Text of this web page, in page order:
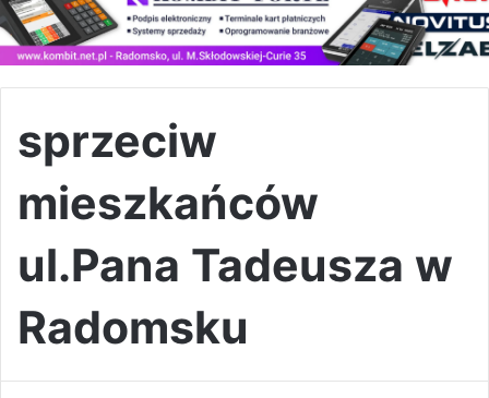
sprzeciw
mieszkańców
ul.Pana Tadeusza w
Radomsku